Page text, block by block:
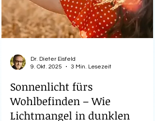
9. Okt. 2025
3 Min. Lesezeit
Sonnenlicht fürs
Wohlbefinden – Wie